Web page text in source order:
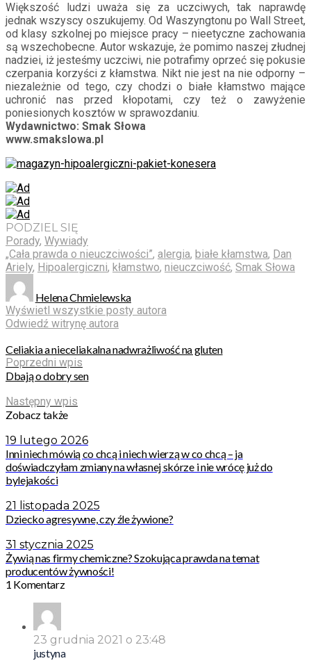
Większość ludzi uważa się za uczciwych, tak naprawdę
jednak wszyscy oszukujemy. Od Waszyngtonu po Wall Street,
od klasy szkolnej po miejsce pracy – nieetyczne zachowania
są wszechobecne. Autor wskazuje, że pomimo naszej złudnej
nadziei, iż jesteśmy uczciwi, nie potrafimy oprzeć się pokusie
czerpania korzyści z kłamstwa. Nikt nie jest na nie odporny –
niezależnie od tego, czy chodzi o białe kłamstwo mające
uchronić nas przed kłopotami, czy też o zawyżenie
poniesionych kosztów w sprawozdaniu.
Wydawnictwo: Smak Słowa
www.smakslowa.pl
PODZIEL SIĘ
Porady, Wywiady
„Cała prawda o nieuczciwości”, alergia, białe kłamstwa, Dan
Ariely, Hipoalergiczni, kłamstwo, nieuczciwość, Smak Słowa
Helena Chmielewska
Wyświetl wszystkie posty autora
Odwiedź witrynę autora
Celiakia a nieceliakalna nadwrażliwość na gluten
Poprzedni wpis
Dbają o dobry sen
Następny wpis
Zobacz także
19 lutego 2026
Inni niech mówią co chcą i niech wierzą w co chcą – ja
doświadczyłam zmiany na własnej skórze i nie wrócę już do
bylejakości
21 listopada 2025
Dziecko agresywne, czy źle żywione?
31 stycznia 2025
Żywią nas firmy chemiczne? Szokująca prawda na temat
producentów żywności!
1 Komentarz
23 grudnia 2021 o 23:48
justyna